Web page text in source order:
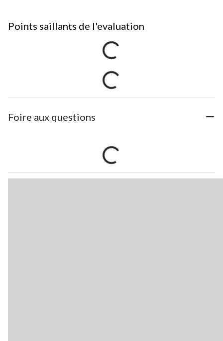
Points saillants de l'evaluation
Foire aux questions